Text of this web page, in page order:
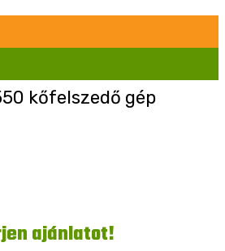
kőfelszedő gép
ajánlatot!